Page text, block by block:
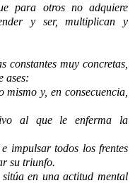
para otros no adquiere
y ser, multiplican y
constantes muy concretas,
ases:
mismo y, en consecuencia,
al que le enferma la
impulsar todos los frentes
su triunfo.
en una actitud mental